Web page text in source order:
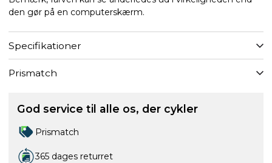
den gør på en computerskærm.
Specifikationer
Prismatch
God service til alle os, der cykler
Prismatch
365 dages returret